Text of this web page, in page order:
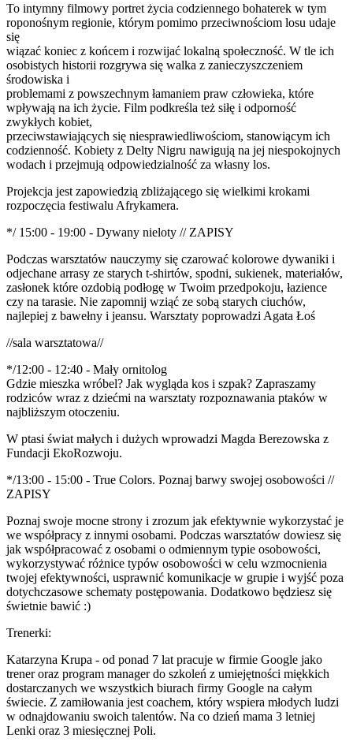
To intymny filmowy portret życia codziennego bohaterek w tym
roponośnym regionie, którym pomimo przeciwnościom losu udaje
się
wiązać koniec z końcem i rozwijać lokalną społeczność. W tle ich
osobistych historii rozgrywa się walka z zanieczyszczeniem
środowiska i
problemami z powszechnym łamaniem praw człowieka, które
wpływają na ich życie. Film podkreśla też siłę i odporność
zwykłych kobiet,
przeciwstawiających się niesprawiedliwościom, stanowiącym ich
codzienność. Kobiety z Delty Nigru nawigują na jej niespokojnych
wodach i przejmują odpowiedzialność za własny los.
Projekcja jest zapowiedzią zbliżającego się wielkimi krokami
rozpoczęcia festiwalu Afrykamera.
*/ 15:00 - 19:00 - Dywany nieloty // ZAPISY
Podczas warsztatów nauczymy się czarować kolorowe dywaniki i
odjechane arrasy ze starych t-shirtów, spodni, sukienek, materiałów,
zasłonek które ozdobią podłogę w Twoim przedpokoju, łazience
czy na tarasie. Nie zapomnij wziąć ze sobą starych ciuchów,
najlepiej z bawełny i jeansu. Warsztaty poprowadzi Agata Łoś
//sala warsztatowa//
*/12:00 - 12:40 - Mały ornitolog
Gdzie mieszka wróbel? Jak wygląda kos i szpak? Zapraszamy
rodziców wraz z dziećmi na warsztaty rozpoznawania ptaków w
najbliższym otoczeniu.
W ptasi świat małych i dużych wprowadzi Magda Berezowska z
Fundacji EkoRozwoju.
*/13:00 - 15:00 - True Colors. Poznaj barwy swojej osobowości //
ZAPISY
Poznaj swoje mocne strony i zrozum jak efektywnie wykorzystać je
we współpracy z innymi osobami. Podczas warsztatów dowiesz się
jak współpracować z osobami o odmiennym typie osobowości,
wykorzystywać różnice typów osobowości w celu wzmocnienia
twojej efektywności, usprawnić komunikacje w grupie i wyjść poza
dotychczasowe schematy postępowania. Dodatkowo będziesz się
świetnie bawić :)
Trenerki:
Katarzyna Krupa - od ponad 7 lat pracuje w firmie Google jako
trener oraz program manager do szkoleń z umiejętności miękkich
dostarczanych we wszystkich biurach firmy Google na całym
świecie. Z zamiłowania jest coachem, który wspiera młodych ludzi
w odnajdowaniu swoich talentów. Na co dzień mama 3 letniej
Lenki oraz 3 miesięcznej Poli.